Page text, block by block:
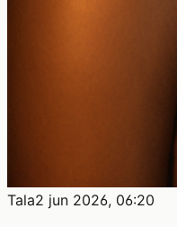
Tala2 jun 2026, 06:20